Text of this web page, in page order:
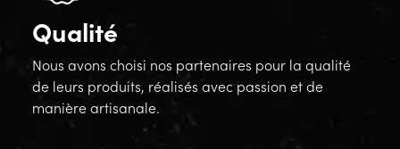
Qualité
Nous avons choisi nos partenaires pour la qualité
de leurs produits, réalisés avec passion et de
manière artisanale.